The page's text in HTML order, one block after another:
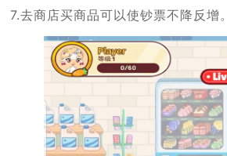
7.去商店买商品可以使钞票不降反增。